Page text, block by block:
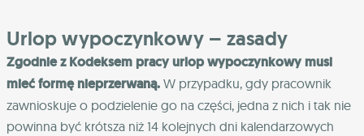
Urlop wypoczynkowy – zasady
Zgodnie z Kodeksem pracy urlop wypoczynkowy musi
mieć formę nieprzerwaną. W przypadku, gdy pracownik
zawnioskuje o podzielenie go na części, jedna z nich i tak nie
powinna być krótsza niż 14 kolejnych dni kalendarzowych